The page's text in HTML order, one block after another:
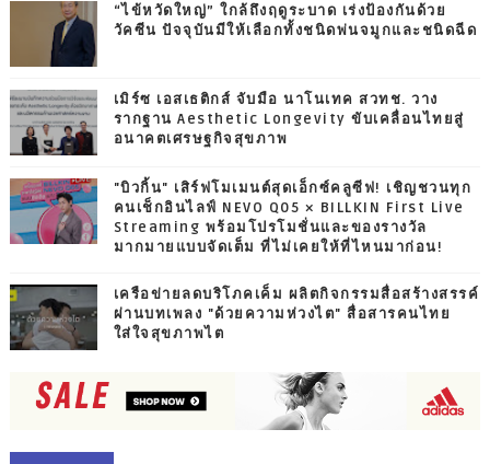
“ไข้หวัดใหญ่” ใกล้ถึงฤดูระบาด เร่งป้องกันด้วย
วัคซีน ปัจจุบันมีให้เลือกทั้งชนิดพ่นจมูกและชนิดฉีด
เมิร์ซ เอสเธติกส์ จับมือ นาโนเทค สวทช. วาง
รากฐาน Aesthetic Longevity ขับเคลื่อนไทยสู่
อนาคตเศรษฐกิจสุขภาพ
"บิวกิ้น" เสิร์ฟโมเมนต์สุดเอ็กซ์คลูซีฟ! เชิญชวนทุก
คนเช็กอินไลฟ์ NEVO Q05 × BILLKIN First Live
Streaming พร้อมโปรโมชั่นและของรางวัล
มากมายแบบจัดเต็ม ที่ไม่เคยให้ที่ไหนมาก่อน!
เครือข่ายลดบริโภคเค็ม ผลิตกิจกรรมสื่อสร้างสรรค์
ผ่านบทเพลง "ด้วยความห่วงไต" สื่อสารคนไทย
ใส่ใจสุขภาพไต